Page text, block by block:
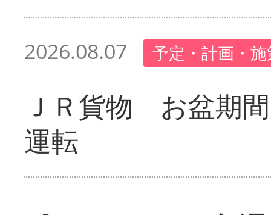
2026.08.07 予定・計画・
ＪＲ貨物 お盆期
運転